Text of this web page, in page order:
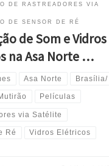
DE RASTREADORES VIA
DE SENSOR DE RÉ
de Som e Vidros
na Asa Norte …
Asa Norte Brasília/
Películas
via Satélite
Ré Vidros Elétricos